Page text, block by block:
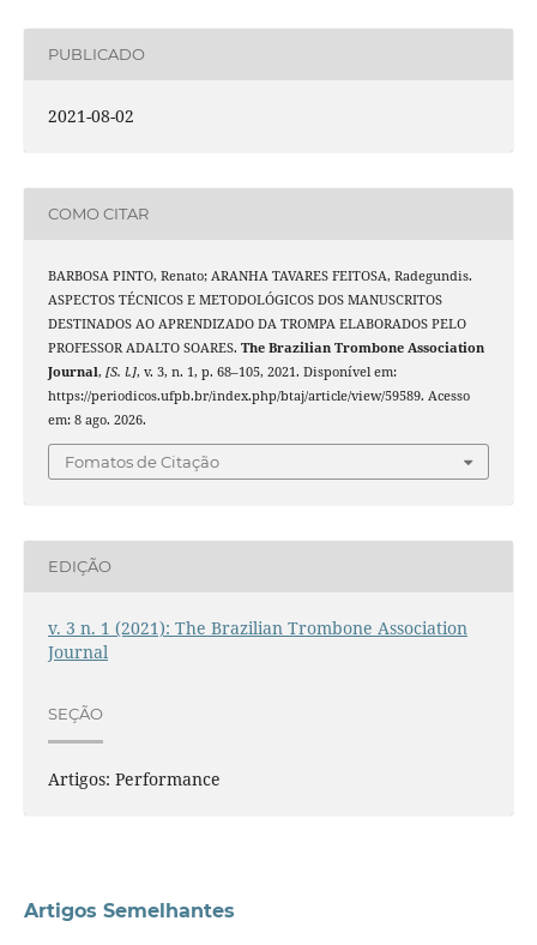
PUBLICADO
2021-08-02
COMO CITAR
BARBOSA PINTO, Renato; ARANHA TAVARES FEITOSA, Radegundis.
ASPECTOS TÉCNICOS E METODOLÓGICOS DOS MANUSCRITOS
DESTINADOS AO APRENDIZADO DA TROMPA ELABORADOS PELO
PROFESSOR ADALTO SOARES. The Brazilian Trombone Association
Journal, [S. l.], v. 3, n. 1, p. 68–105, 2021. Disponível em:
https://periodicos.ufpb.br/index.php/btaj/article/view/59589. Acesso
em: 8 ago. 2026.
Fomatos de Citação
EDIÇÃO
v. 3 n. 1 (2021): The Brazilian Trombone Association
Journal
SEÇÃO
Artigos: Performance
Artigos Semelhantes